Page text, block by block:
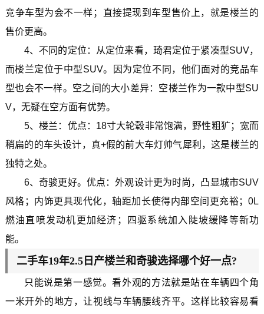
竞争车型为会不一样；直接提现到车型售价上，就是楼兰的
售价更高。
4、不同的定位：从定位来看，琦君定位于紧凑型SUV，
而楼兰定位于中型SUV。因为定位不同，他们面对的竞品车
型也会不一样。空之间的大小差异：空楼兰作为一款中型SU
V，无疑在空方面有优势。
5、楼兰：优点：18寸大轮毂非常饱满，野性粗犷；宽而
稍扁的的车头设计，真+假的前大车灯帅气犀利，这是楼兰的
独特之处。
6、奇骏更好。优点：外观设计更为时尚，凸显城市SUV
风格；内饰更具现代化，轴距加长使得内部空间更充裕；0L
燃油直喷发动机更加经济；四驱系统加入陡坡缓降等新功
能。
二手车19年2.5日产楼兰和奇骏选择哪个好一点?
只能说是第一感觉。看外观的方法就是站在车辆四个角
一米开外的地方，让视线与车辆腰线齐平。这样比较容易看